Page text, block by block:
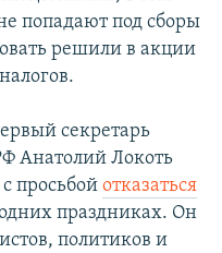
попадают под сборы
решили в акции
секретарь
Анатолий Локоть
просьбой отказаться
праздниках. Он
политиков и